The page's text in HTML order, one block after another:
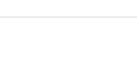
download videos from the web.